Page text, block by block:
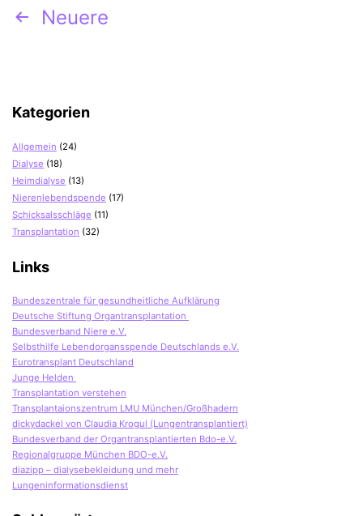
Seitennummerierung
Neuere
Kategorien
Allgemein (24)
Dialyse (18)
Heimdialyse (13)
Nierenlebendspende (17)
Schicksalsschläge (11)
Transplantation (32)
Links
Bundeszentrale für gesundheitliche Aufklärung
Deutsche Stiftung Organtransplantation
Bundesverband Niere e.V.
Selbsthilfe Lebendorgansspende Deutschlands e.V.
Eurotransplant Deutschland
Junge Helden
Transplantation verstehen
Transplantaionszentrum LMU München/Großhadern
dickydackel von Claudia Krogul (Lungentransplantiert)
Bundesverband der Organtransplantierten Bdo-e.V.
Regionalgruppe München BDO-e.V.
diazipp – dialysebekleidung und mehr
Lungeninformationsdienst